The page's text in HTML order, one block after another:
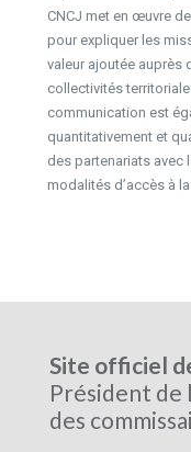
CNCJ met en œuvre
pour expliquer les
valeur ajoutée auprès
collectivités
communication est
quantitativement et
des partenariats avec
modalités d’accès à
Site officiel
Président de
des